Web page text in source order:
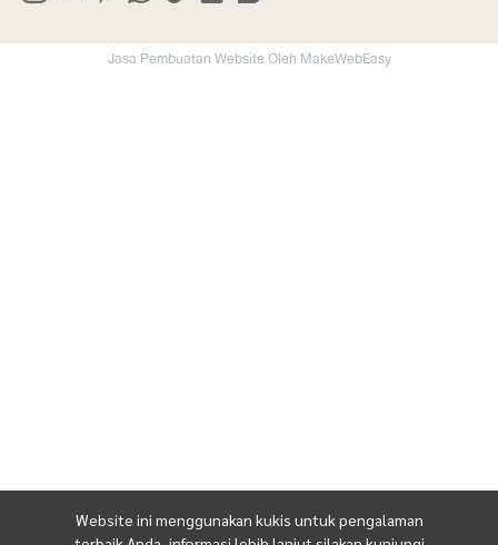
Website ini menggunakan kukis untuk pengalaman
Jasa Pembuatan Website Oleh MakeWebEasy